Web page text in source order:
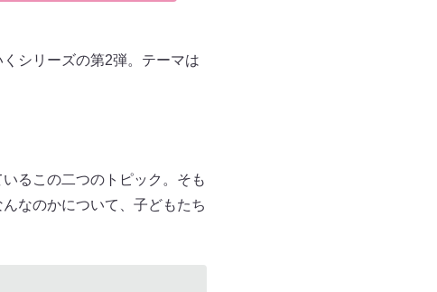
シリーズの第2弾。テーマは
るこの二つのトピック。そも
なのかについて、子どもたち